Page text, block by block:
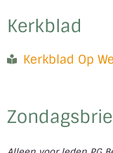
Kerkblad
Kerkblad Op